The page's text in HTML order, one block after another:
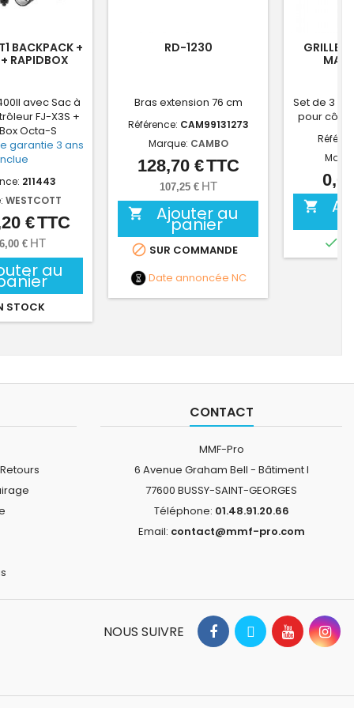
BACKPACK +
RAPIDBOX
avec Sac à
FJ-X3S +
Octa-S
garantie 3 ans
211443
WESTCOTT
Prix€TTC
€ HT
au
STOCK
RD-1230
Bras extension 76 cm
Référence: CAM99131273
Marque: CAMBO
Prix
128,70 €TTC
107,25 € HT
 Ajouter au
panier
 SUR COMMANDE
Date annoncée NC
GRILLES
Set de 3
pour cône


CONTACT
MMF-Pro
6 Avenue Graham Bell - Bâtiment I
77600 BUSSY-SAINT-GEORGES
Téléphone: 01.48.91.20.66
Email: contact@mmf-pro.com
NOUS SUIVRE